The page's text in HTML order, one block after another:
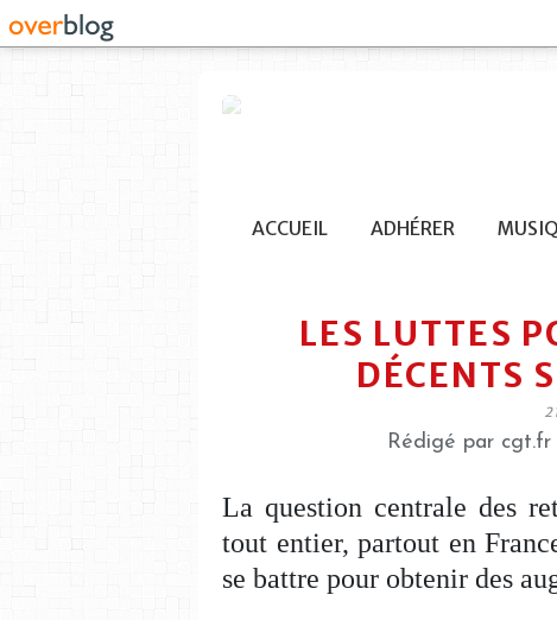
ACCUEIL ADHÉRER
LES LUTTES
DÉCENTS
Rédigé par
La question centrale des
tout entier, partout en
se battre pour obtenir des